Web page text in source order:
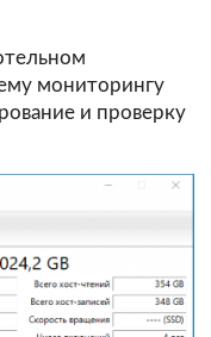
мониторингу
и проверку